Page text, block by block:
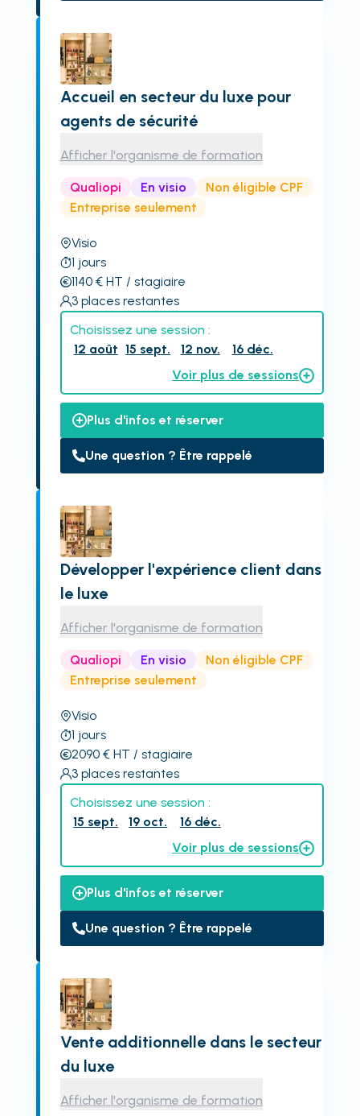
Accueil en secteur du luxe pour
agents de sécurité
Afficher l'organisme de formation
Qualiopi En visio
Non éligible CPF
Entreprise seulement
Visio
1 jours
1140€ HT / stagiaire
3 places restantes
Choisissez une session :
12 août 15 sept. 12 nov.
16 déc.
Voir plus de sessions
Plus d'infos et réserver
Une question ? Être rappelé
Développer l'expérience client dans
le luxe
Afficher l'organisme de formation
Qualiopi En visio
Non éligible CPF
Entreprise seulement
Visio
1 jours
2090€ HT / stagiaire
3 places restantes
Choisissez une session :
15 sept.
19 oct.
16 déc.
Voir plus de sessions
Plus d'infos et réserver
Une question ? Être rappelé
Vente additionnelle dans le secteur
du luxe
Afficher l'organisme de formation